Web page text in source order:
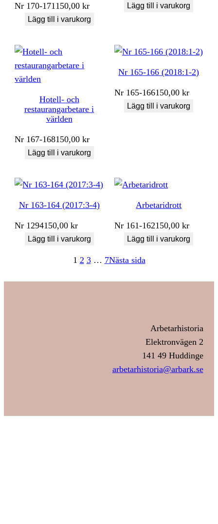
Nr 170-171150,00kr
Lägg till i varukorg
Lägg till i varukorg
Hotell- och
restaurangarbetare i
världen
Nr 167-168150,00kr
Lägg till i varukorg
Nr 165-166 (2018:1-2)
Nr 165-166150,00kr
Lägg till i varukorg
Nr 163-164 (2017:3-4)
Nr 1294150,00kr
Lägg till i varukorg
Arbetaridrott
Nr 161-162150,00kr
Lägg till i varukorg
1 2 3 … 7Nästa sida
Arbetarhistoria
Elektronvägen 2
141 49 Huddinge
arbetarhistoria@arbark.se